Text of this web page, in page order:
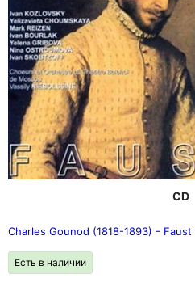
CD
Charles Gounod (1818-1893) -
Есть в наличии